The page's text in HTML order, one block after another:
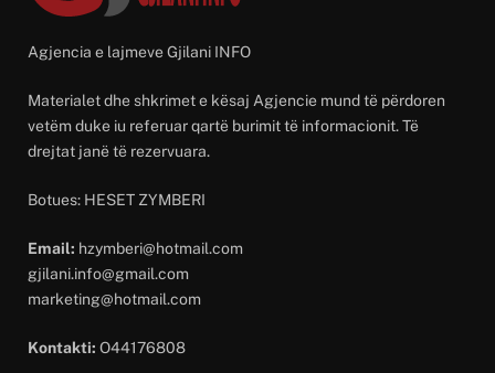
Agjencia e lajmeve Gjilani INFO
Materialet dhe shkrimet e kësaj Agjencie mund të përdoren
vetëm duke iu referuar qartë burimit të informacionit. Të
drejtat janë të rezervuara.
Botues: HESET ZYMBERI
Email: hzymberi@hotmail.com
gjilani.info@gmail.com
marketing@hotmail.com
Kontakti: O44176808